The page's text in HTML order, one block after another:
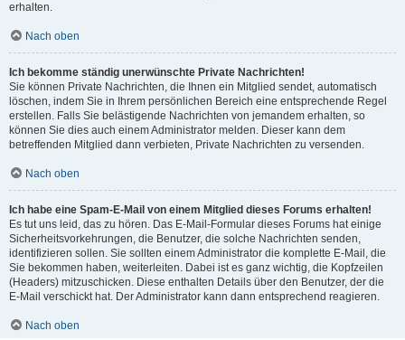
erhalten.
Nach oben
Ich bekomme ständig unerwünschte Private Nachrichten!
Sie können Private Nachrichten, die Ihnen ein Mitglied sendet, automatisch
löschen, indem Sie in Ihrem persönlichen Bereich eine entsprechende Regel
erstellen. Falls Sie belästigende Nachrichten von jemandem erhalten, so
können Sie dies auch einem Administrator melden. Dieser kann dem
betreffenden Mitglied dann verbieten, Private Nachrichten zu versenden.
Nach oben
Ich habe eine Spam-E-Mail von einem Mitglied dieses Forums erhalten!
Es tut uns leid, das zu hören. Das E-Mail-Formular dieses Forums hat einige
Sicherheitsvorkehrungen, die Benutzer, die solche Nachrichten senden,
identifizieren sollen. Sie sollten einem Administrator die komplette E-Mail, die
Sie bekommen haben, weiterleiten. Dabei ist es ganz wichtig, die Kopfzeilen
(Headers) mitzuschicken. Diese enthalten Details über den Benutzer, der die
E-Mail verschickt hat. Der Administrator kann dann entsprechend reagieren.
Nach oben